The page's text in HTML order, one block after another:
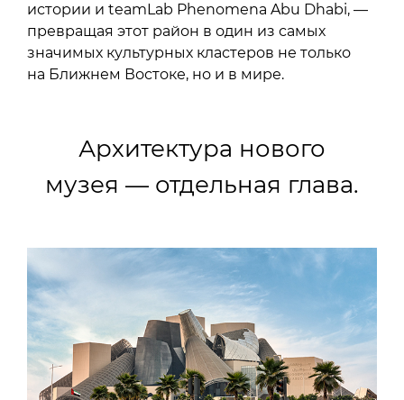
истории и teamLab Phenomena Abu Dhabi, —
превращая этот район в один из самых
значимых культурных кластеров не только
на Ближнем Востоке, но и в мире.
Архитектура нового
музея — отдельная глава.